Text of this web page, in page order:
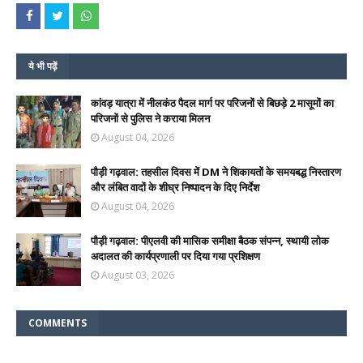
ये भी पढ़ें
कांवड़ यात्रा में नीलकंठ पैदल मार्ग पर परिजनों से बिछड़े 2 मासूमों का
परिजनों से पुलिस ने कराया मिलन
August 04, 2026
पौड़ी गढ़वाल: तहसील दिवस में DM ने शिकायतों के समयबद्ध निस्तारण
और लंबित वादों के शीघ्र निष्पादन के दिए निर्देश
August 04, 2026
पौड़ी गढ़वाल: पीएलवी की मासिक समीक्षा बैठक संपन्न, स्थायी लोक
अदालत की कार्यप्रणाली पर दिया गया प्रशिक्षण
August 03, 2026
COMMENTS